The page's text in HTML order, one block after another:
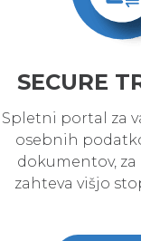
SECURE
Spletni portal za
osebnih
dokumentov,
zahteva višjo